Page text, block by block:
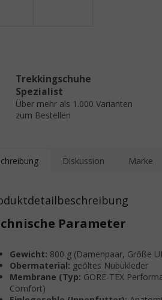
Trekkingschuhe
Spezialist
Über mehr als 1.000 Varianten
zum Bestellen
Diskussion Marke
Parameter
Gewicht: 800 g (Damenpaar, Größe
Obermaterial: geöltes Nubukleder
Membrane (Typ: GORE-TEX
Comfort)